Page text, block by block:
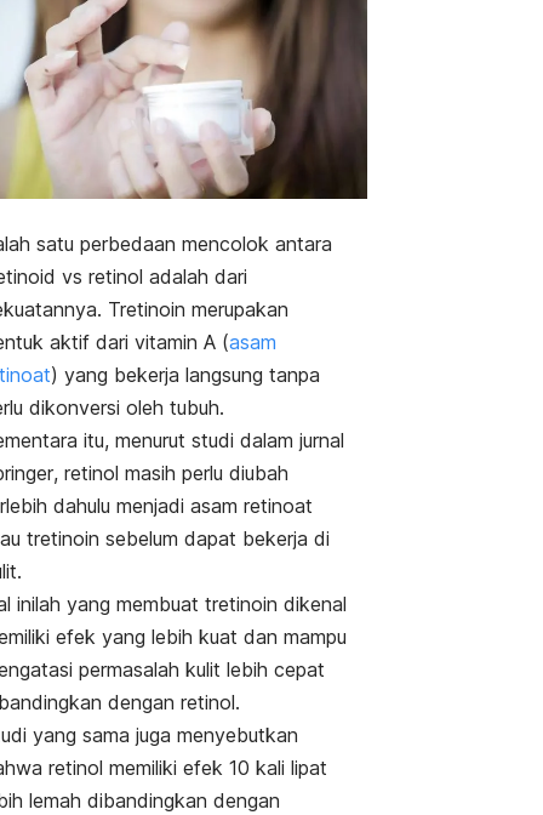
satu perbedaan mencolok antara
vs retinol adalah dari
Tretinoin merupakan
aktif dari vitamin A (asam
) yang bekerja langsung tanpa
dikonversi oleh tubuh.
itu, menurut studi dalam jurnal
, retinol masih perlu diubah
dahulu menjadi asam retinoat
tretinoin sebelum dapat bekerja di
inilah yang membuat tretinoin dikenal
efek yang lebih kuat dan mampu
permasalah kulit lebih cepat
dengan retinol.
yang sama juga menyebutkan
retinol memiliki efek 10 kali lipat
lemah dibandingkan dengan